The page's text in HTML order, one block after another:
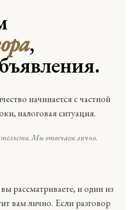
,
начинается с частной
налоговая ситуация.
Мы отвечаем лично.
рассматриваете, и один из
вам лично. Если разговор